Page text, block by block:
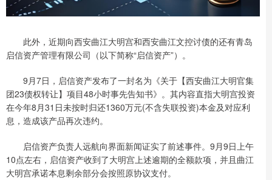
此外，近期向西安曲江大明宫和西安曲江文控讨债的还有青岛
启信资产管理有限公司（以下简称“启信资产”）。
9月7日，启信资产发布了一封名为《关于【西安曲江大明官集
团23债权转让】项目48小时事先告知书》。其内容直指大明宫投资
在今年8月31日未按时归还1360万元(不含失联投资)本金及对应利
息，造成该产品再次违约。
启信资产负责人远航向界面新闻证实了前述事件。9月9日上午
10点左右，启信资产收到了大明宫上述逾期的全额款项，并且曲江
大明宫承诺本息剩余部分会按照原协议支付。